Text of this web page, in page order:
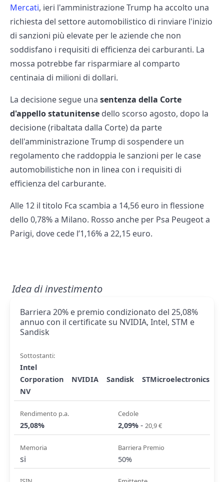
Mercati, ieri l'amministrazione Trump ha accolto una
richiesta del settore automobilistico di rinviare l'inizio
di sanzioni più elevate per le aziende che non
soddisfano i requisiti di efficienza dei carburanti. La
mossa potrebbe far risparmiare al comparto
centinaia di milioni di dollari.
La decisione segue una sentenza della Corte
d'appello statunitense dello scorso agosto, dopo la
decisione (ribaltata dalla Corte) da parte
dell'amministrazione Trump di sospendere un
regolamento che raddoppia le sanzioni per le case
automobilistiche non in linea con i requisiti di
efficienza del carburante.
Alle 12 il titolo Fca scambia a 14,56 euro in flessione
dello 0,78% a Milano. Rosso anche per Psa Peugeot a
Parigi, dove cede l’1,16% a 22,15 euro.
Idea di investimento
Barriera 20% e premio condizionato del 25,08%
annuo con il certificate su NVIDIA, Intel, STM e
Sandisk
Sottostanti:
Intel
Corporation
NVIDIA Sandisk
STMicroelectronics
NV
Rendimento p.a.
25,08%
Cedole
2,09% - 20,9 €
Memoria
si
Barriera Premio
50%